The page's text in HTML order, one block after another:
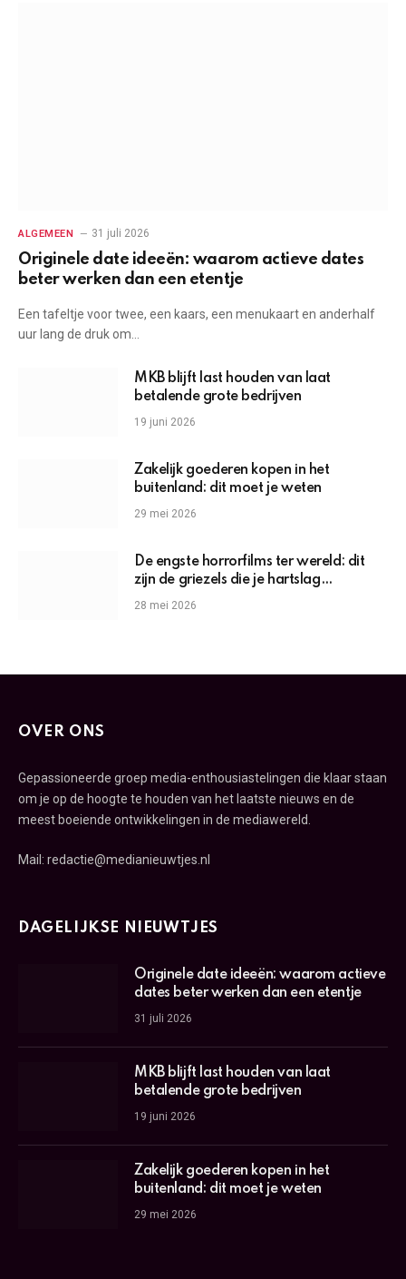
ALGEMEEN 31 juli 2026
Originele date ideeën: waarom actieve dates
beter werken dan een etentje
Een tafeltje voor twee, een kaars, een menukaart en anderhalf
uur lang de druk om…
MKB blijft last houden van laat
betalende grote bedrijven
19 juni 2026
Zakelijk goederen kopen in het
buitenland: dit moet je weten
29 mei 2026
De engste horrorfilms ter wereld: dit
zijn de griezels die je hartslag
omhoogjagen
28 mei 2026
OVER ONS
Gepassioneerde groep media-enthousiastelingen die klaar staan
om je op de hoogte te houden van het laatste nieuws en de
meest boeiende ontwikkelingen in de mediawereld.
Mail: redactie@medianieuwtjes.nl
DAGELIJKSE NIEUWTJES
Originele date ideeën: waarom actieve
dates beter werken dan een etentje
31 juli 2026
MKB blijft last houden van laat
betalende grote bedrijven
19 juni 2026
Zakelijk goederen kopen in het
buitenland: dit moet je weten
29 mei 2026